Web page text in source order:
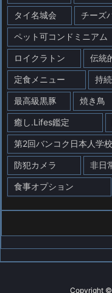
タイ名城会 チーズ
ペット可コンドミニアム
ロイクラトン 伝統
定食メニュー 持
最高級黒豚 焼き鳥
癒し.Lifes鑑定
第2回バンコク日本人学
防犯カメラ 非日
食事オプション
Copyright ©